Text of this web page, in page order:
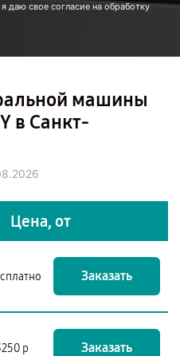
даю свое согласие на обработку
машины
в Санкт-
Цена, от
Заказать
р Заказать